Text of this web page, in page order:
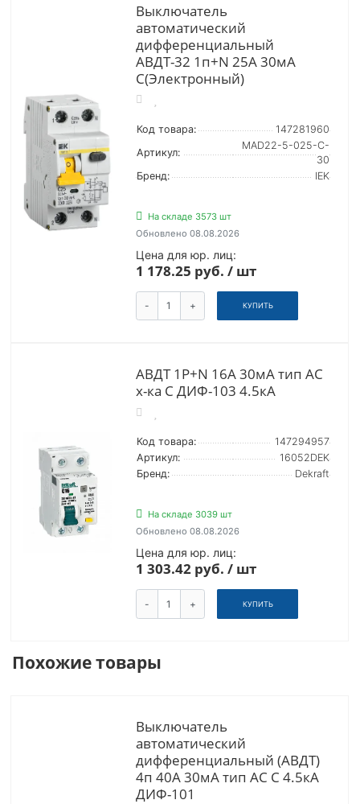
Выключатель
автоматический
дифференциальный
АВДТ-32 1п+N 25А 30мА
С(Электронный)
Код товара:
147281960
Артикул:
MAD22-5-025-C-
30
Бренд:
IEK
На складе 3573 шт
Обновлено 08.08.2026
Цена для юр. лиц:
1 178.25 руб. / шт
- + КУПИТЬ
АВДТ 1Р+N 16А 30мА тип AC
х-ка C ДИФ-103 4.5кА
Код товара:
147294957
Артикул:
16052DEK
Бренд:
Dekraft
На складе 3039 шт
Обновлено 08.08.2026
Цена для юр. лиц:
1 303.42 руб. / шт
- + КУПИТЬ
Похожие товары
Выключатель
автоматический
дифференциальный (АВДТ)
4п 40А 30мА тип AC С 4.5кА
ДИФ-101